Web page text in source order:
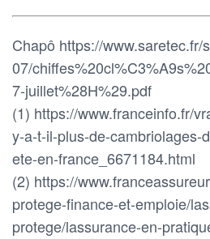
Chapô https://
07/
7-juillet%28H%29.pdf
(1) https://www.franceinfo.fr/
y-a-t-il-plus-de-cambriolages-
ete-en-france_6671184.html
(2) https://
protege-finance-et-emploie/
protege/lassurance-en-